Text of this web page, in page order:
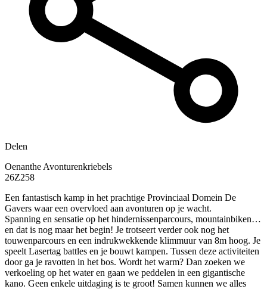
Delen
Oenanthe Avonturenkriebels
26Z258
Een fantastisch kamp in het prachtige Provinciaal Domein De
Gavers waar een overvloed aan avonturen op je wacht.
Spanning en sensatie op het hindernissenparcours, mountainbiken…
en dat is nog maar het begin! Je trotseert verder ook nog het
touwenparcours en een indrukwekkende klimmuur van 8m hoog. Je
speelt Lasertag battles en je bouwt kampen. Tussen deze activiteiten
door ga je ravotten in het bos. Wordt het warm? Dan zoeken we
verkoeling op het water en gaan we peddelen in een gigantische
kano. Geen enkele uitdaging is te groot! Samen kunnen we alles